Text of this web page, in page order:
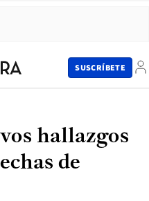
SUSCRÍBETE
hallazgos
de